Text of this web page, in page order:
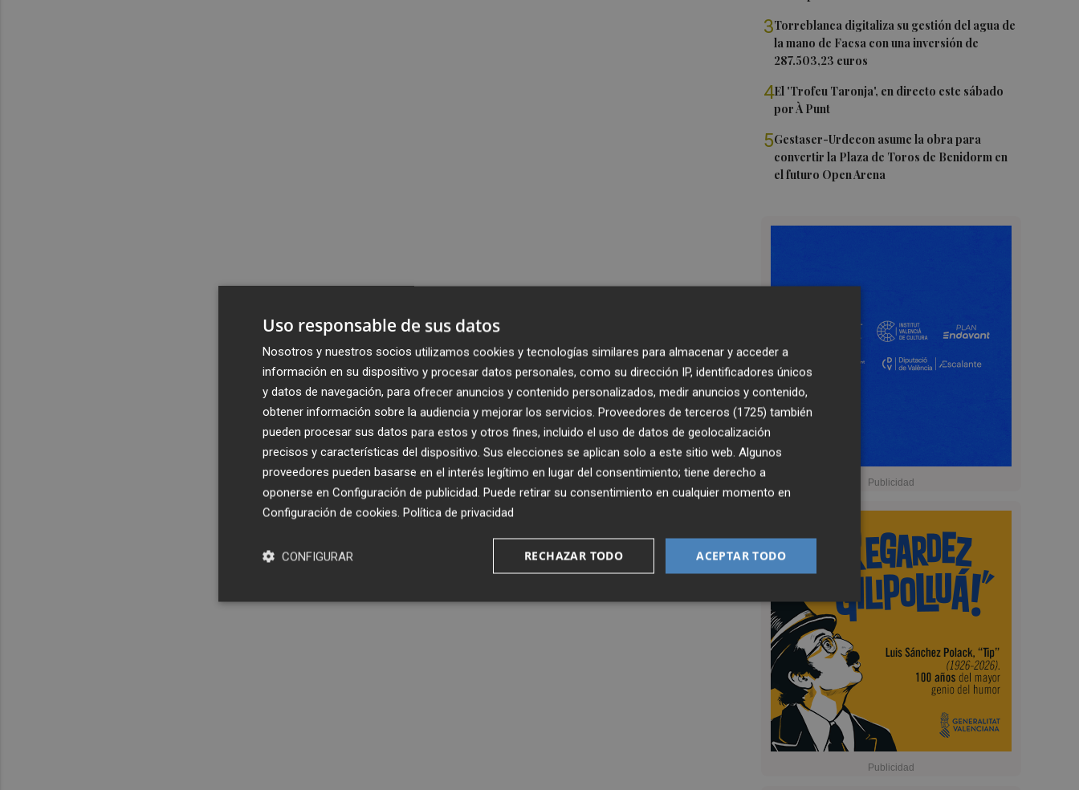
3Torreblanca digitaliza su gestión del agua de
la mano de Facsa con una inversión de
287.503,23 euros
4El 'Trofeu Taronja', en directo este sábado
por À Punt
5Gestaser-Urdecon asume la obra para
convertir la Plaza de Toros de Benidorm en
el futuro Open Arena
Uso responsable de sus datos
Nosotros y nuestros socios utilizamos cookies y tecnologías similares para almacenar y acceder a
información en su dispositivo y procesar datos personales, como su dirección IP, identificadores únicos
y datos de navegación, para ofrecer anuncios y contenido personalizados, medir anuncios y contenido,
obtener información sobre la audiencia y mejorar los servicios. Proveedores de terceros (1725) también
pueden procesar sus datos para estos y otros fines, incluido el uso de datos de geolocalización
precisos y características del dispositivo. Sus elecciones se aplican solo a este sitio web. Algunos
proveedores pueden basarse en el interés legítimo en lugar del consentimiento; tiene derecho a
oponerse en Configuración de publicidad. Puede retirar su consentimiento en cualquier momento en
Configuración de cookies. Política de privacidad
ACEPTAR TODO
RECHAZAR TODO
CONFIGURAR